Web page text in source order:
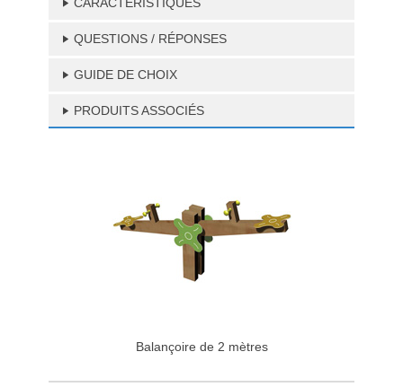
QUESTIONS / RÉPONSES
GUIDE DE CHOIX
PRODUITS ASSOCIÉS
Balançoire de 2 mètres